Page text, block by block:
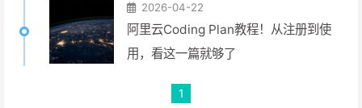
2026-04-22
阿里云Coding Plan教程！从注册到使
用，看这一篇就够了
1